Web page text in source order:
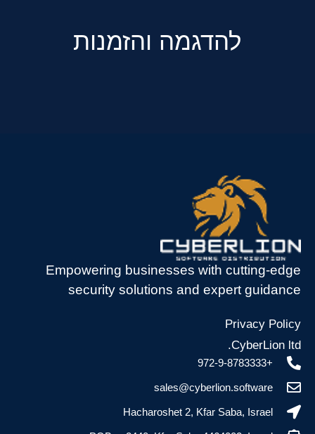
להדגמה והזמנות
Empowering businesses with cutting-edge
security solutions and expert guidance
Privacy Policy
CyberLion ltd.
+972-9-8783333
sales@cyberlion.software
Hacharoshet 2, Kfar Saba, Israel